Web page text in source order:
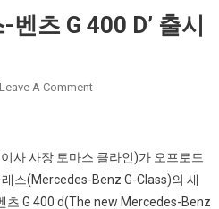
츠 G 400 D’ 출시
Leave A CommentOn
사 사장 토마스 클라인)가 오프로드
스(Mercedes-Benz G-Class)의 새
츠 G 400 d(The new Mercedes-Benz